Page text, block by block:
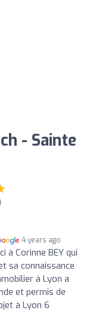
- Sainte
4 years ago
à Corinne BEY qui
sa connaissance
à Lyon a
et permis de
à Lyon 6